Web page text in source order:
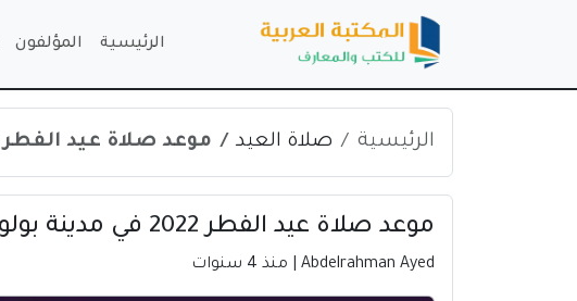
الرئيسية المؤلفون
الرئيسية صلاة العيد موعد صلاة عيد الفطر 2022 في مدينة بولو | تركيا
موعد صلاة عيد الفطر 2022 في مدينة بولو | تركيا
Abdelrahman Ayed | منذ 4 سنوات